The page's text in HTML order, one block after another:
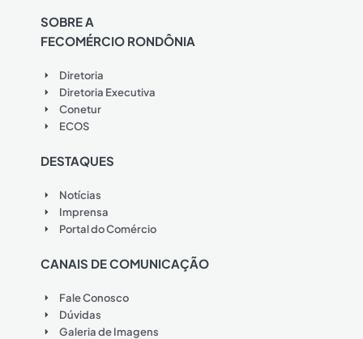
SOBRE A
FECOMÉRCIO RONDÔNIA
Diretoria
Diretoria Executiva
Conetur
ECOS
DESTAQUES
Notícias
Imprensa
Portal do Comércio
CANAIS DE COMUNICAÇÃO
Fale Conosco
Dúvidas
Galeria de Imagens